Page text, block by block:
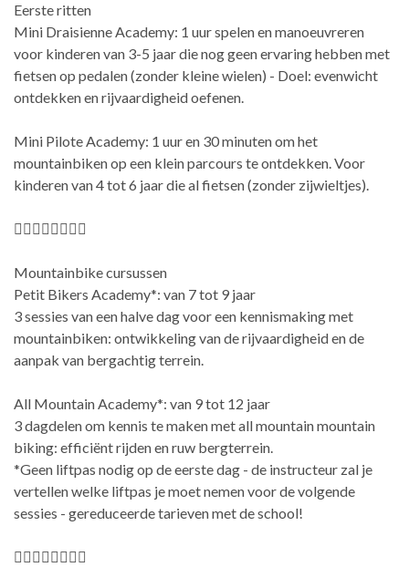
Eerste ritten
Mini Draisienne Academy: 1 uur spelen en manoeuvreren
voor kinderen van 3-5 jaar die nog geen ervaring hebben met
fietsen op pedalen (zonder kleine wielen) - Doel: evenwicht
ontdekken en rijvaardigheid oefenen.
Mini Pilote Academy: 1 uur en 30 minuten om het
mountainbiken op een klein parcours te ontdekken. Voor
kinderen van 4 tot 6 jaar die al fietsen (zonder zijwieltjes).
🚵‍♂️🚵‍♀️🚵‍♂️🚵‍♀️
Mountainbike cursussen
Petit Bikers Academy*: van 7 tot 9 jaar
3 sessies van een halve dag voor een kennismaking met
mountainbiken: ontwikkeling van de rijvaardigheid en de
aanpak van bergachtig terrein.
All Mountain Academy*: van 9 tot 12 jaar
3 dagdelen om kennis te maken met all mountain mountain
biking: efficiënt rijden en ruw bergterrein.
*Geen liftpas nodig op de eerste dag - de instructeur zal je
vertellen welke liftpas je moet nemen voor de volgende
sessies - gereduceerde tarieven met de school!
🚵‍♂️🚵‍♀️🚵‍♂️🚵‍♀️